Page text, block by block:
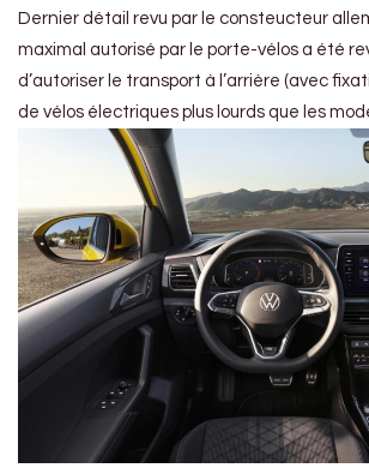
Dernier détail revu par le consteucteur
maximal autorisé par le porte-vélos a été
d’autoriser le transport à l’arrière (avec
de vélos électriques plus lourds que les